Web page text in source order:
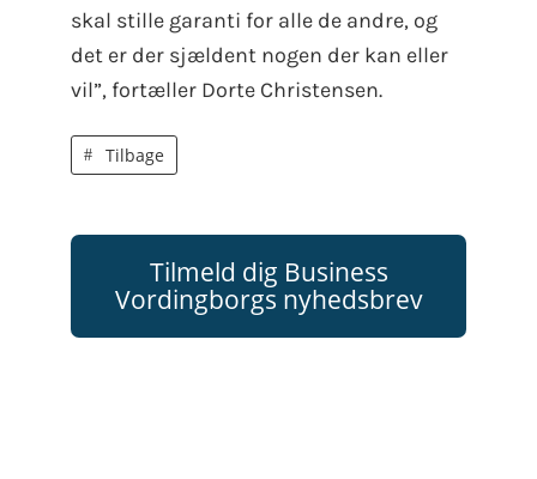
skal stille garanti for alle de andre, og
det er der sjældent nogen der kan eller
vil”, fortæller Dorte Christensen.
Tilbage
Tilmeld dig Business
Vordingborgs nyhedsbrev